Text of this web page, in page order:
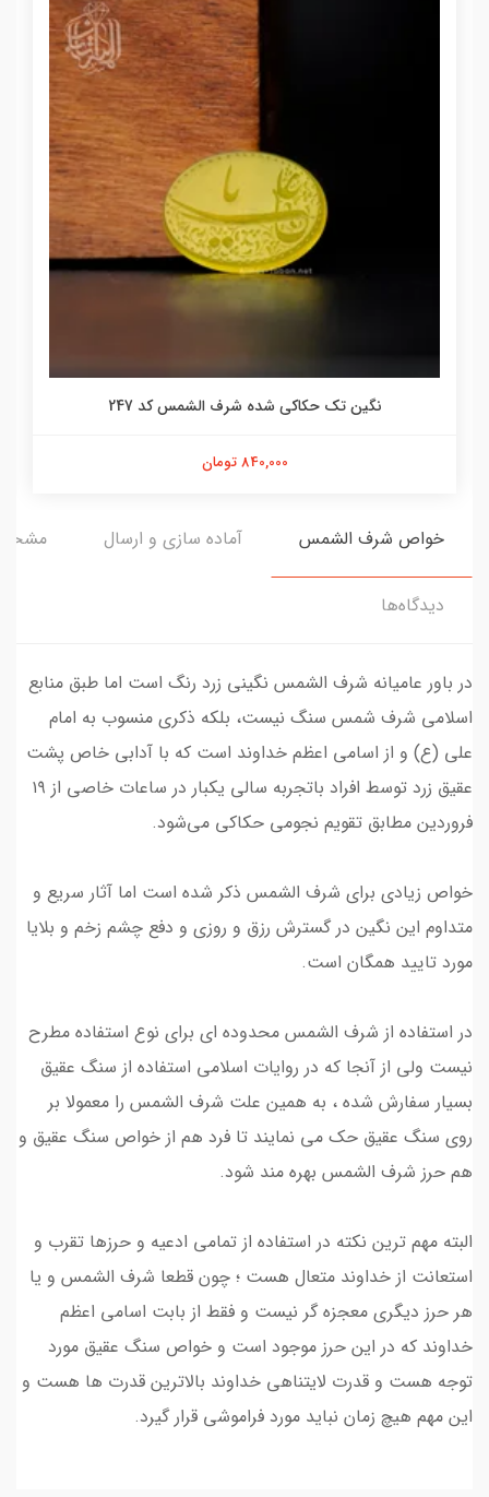
نگین تک حکاکی شده شرف الشمس کد 247
840,000 تومان
خواص شرف الشمس آماده سازی و ارسال
دیدگاه‌ها
در باور عامیانه شرف الشمس نگینی زرد رنگ است اما طبق منابع
اسلامی شرف شمس سنگ نیست، بلکه ذکری منسوب به امام
علی (ع) و از اسامی اعظم خداوند است که با آدابی خاص پشت
عقیق زرد توسط افراد باتجربه سالی یکبار در ساعات خاصی از ۱۹
فروردین مطابق تقویم‌ نجومی حکاکی می‌شود.
خواص زیادی برای شرف الشمس ذکر شده است اما آثار سریع و
متداوم این نگین در گسترش رزق و روزی و دفع چشم زخم و بلایا
مورد تایید همگان است.
در استفاده از شرف الشمس محدوده ای برای نوع استفاده مطرح
نیست ولی از آنجا که در روایات اسلامی استفاده از سنگ عقیق
بسیار سفارش شده ، به همین علت شرف الشمس را معمولا بر
روی سنگ عقیق حک می نمایند تا فرد هم از خواص سنگ عقیق و
هم حرز شرف الشمس بهره مند شود.
البته مهم ترین نکته در استفاده از تمامی ادعیه و حرزها تقرب و
استعانت از خداوند متعال هست ؛ چون قطعا شرف الشمس و یا
هر حرز دیگری معجزه گر نیست و فقط از بابت اسامی اعظم
خداوند که در این حرز موجود است و خواص سنگ عقیق مورد
توجه هست و قدرت لایتناهی خداوند بالاترین قدرت ها هست و
این مهم هیچ زمان نباید مورد فراموشی قرار گیرد.